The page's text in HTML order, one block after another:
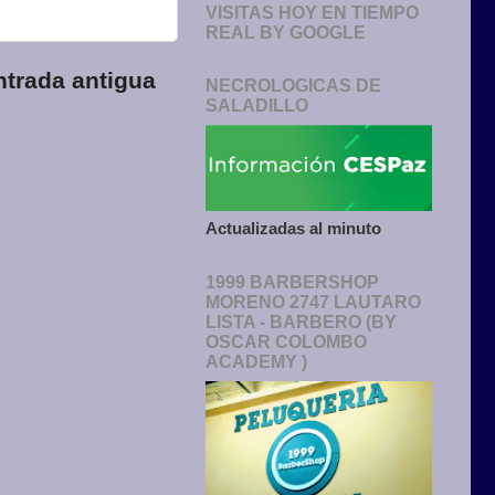
antigua
VISITAS HOY EN TIEMPO
REAL BY GOOGLE
NECROLOGICAS DE
SALADILLO
Actualizadas al minuto
1999 BARBERSHOP
MORENO 2747 LAUTARO
LISTA - BARBERO (BY
OSCAR COLOMBO
ACADEMY )